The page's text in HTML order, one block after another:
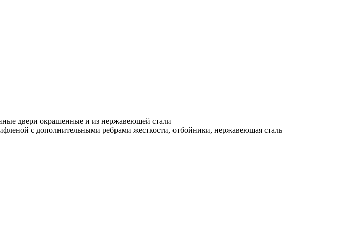
двери окрашенные и из нержавеющей стали
с дополнительными ребрами жесткости, отбойники, нержавеющая сталь